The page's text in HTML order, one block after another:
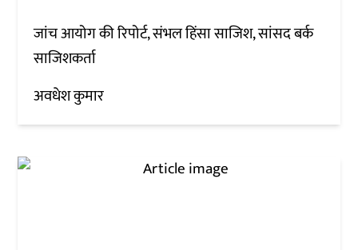
जांच आयोग की रिपोर्ट, संभल हिंसा साजिश, सांसद बर्क
साजिशकर्ता
अवधेश कुमार